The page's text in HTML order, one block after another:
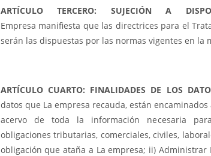
ARTÍCULO TERCERO: SUJECIÓN A
Empresa manifiesta que las directrices para el
serán las dispuestas por las normas vigentes en la
ARTÍCULO CUARTO: FINALIDADES DE LOS
datos que La empresa recauda, están
acervo de toda la información necesaria
obligaciones tributarias, comerciales, civiles,
obligación que ataña a La empresa; ii) Administrar